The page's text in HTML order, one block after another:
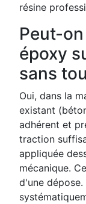
résine
Peut-
époxy
sans
Oui, dans la
existant
adhérent et
traction
appliquée
mécanique.
d'une dépose.